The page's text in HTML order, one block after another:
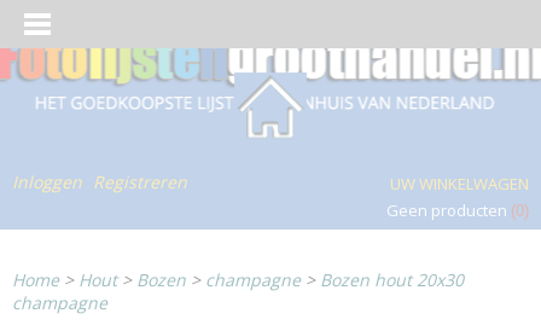
Inloggen Registreren
UW WINKELWAGEN
Geen producten (0)
Home> Hout> Bozen > champagne> Bozen hout 20x30
champagne